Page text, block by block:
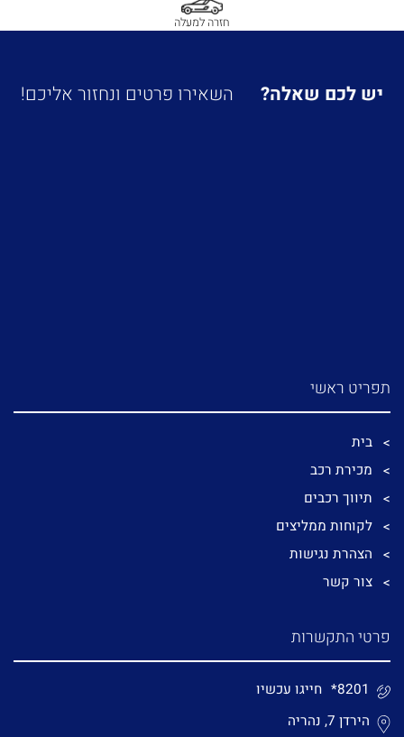
חזרה למעלה
יש לכם שאלה? השאירו פרטים ונחזור אליכם!
תפריט ראשי
בית
מכירת רכב
תיווך רכבים
לקוחות ממליצים
הצהרת נגישות
צור קשר
פרטי התקשרות
*8201 חייגו עכשיו
הירדן 7, נהריה